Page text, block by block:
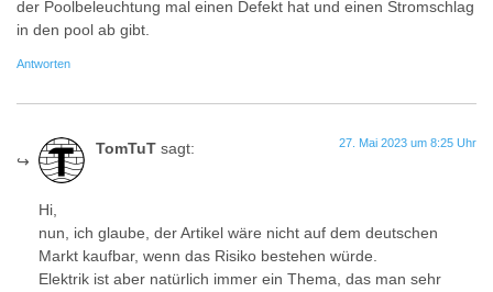
der Poolbeleuchtung mal einen Defekt hat und einen Stromschlag
in den pool ab gibt.
Antworten
TomTuT sagt: 27. Mai 2023 um 8:25 Uhr
Hi,
nun, ich glaube, der Artikel wäre nicht auf dem deutschen
Markt kaufbar, wenn das Risiko bestehen würde.
Elektrik ist aber natürlich immer ein Thema, das man sehr